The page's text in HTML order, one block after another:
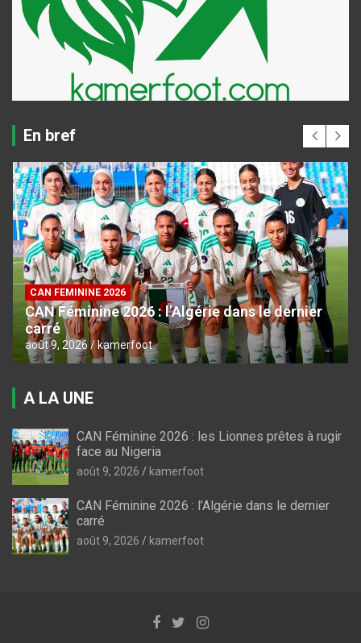
En bref
CAN FEMININE 2026
CAN Féminine 2026 : l’Algérie dans le dernier
carré
août 9, 2026 kamerfoot
A LA UNE
CAN Féminine 2026 : les Lionnes prêtes à rugir
face au Nigeria
août 9, 2026 kamerfoot
CAN Féminine 2026 : l’Algérie dans le dernier
carré
août 9, 2026 kamerfoot